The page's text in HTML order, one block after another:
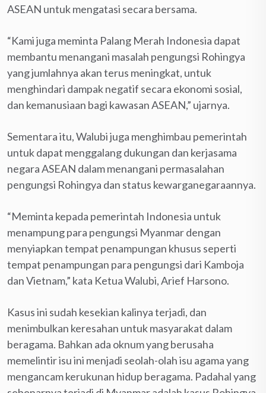
ASEAN untuk mengatasi secara bersama.
“Kami juga meminta Palang Merah Indonesia dapat
membantu menangani masalah pengungsi Rohingya
yang jumlahnya akan terus meningkat, untuk
menghindari dampak negatif secara ekonomi sosial,
dan kemanusiaan bagi kawasan ASEAN,” ujarnya.
Sementara itu, Walubi juga menghimbau pemerintah
untuk dapat menggalang dukungan dan kerjasama
negara ASEAN dalam menangani permasalahan
pengungsi Rohingya dan status kewarganegaraannya.
“Meminta kepada pemerintah Indonesia untuk
menampung para pengungsi Myanmar dengan
menyiapkan tempat penampungan khusus seperti
tempat penampungan para pengungsi dari Kamboja
dan Vietnam,” kata Ketua Walubi, Arief Harsono.
Kasus ini sudah kesekian kalinya terjadi, dan
menimbulkan keresahan untuk masyarakat dalam
beragama. Bahkan ada oknum yang berusaha
memelintir isu ini menjadi seolah-olah isu agama yang
mengancam kerukunan hidup beragama. Padahal yang